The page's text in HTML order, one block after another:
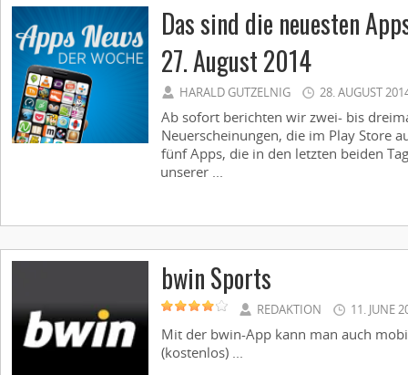
Das sind die neuesten
27. August 2014
HARALD GUTZELNIG 28. AUGUST
Ab sofort berichten wir zwei- bis
Neuerscheinungen, die im Play Store
fünf Apps, die in den letzten beiden
unserer ...
bwin Sports
REDAKTION 11. JUNE
Mit der bwin-App kann man auch
(kostenlos) ...